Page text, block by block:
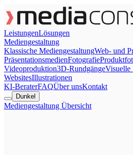
LeistungenLösungen
Mediengestaltung
Klassische MediengestaltungWeb- und
PräsentationsmedienFotografie
Videoproduktion3D-RundgängeVisuelle
WebsitesIllustrationen
KI-BeraterFAQÜber unsKontakt
Dunkel
Mediengestaltung Übersicht